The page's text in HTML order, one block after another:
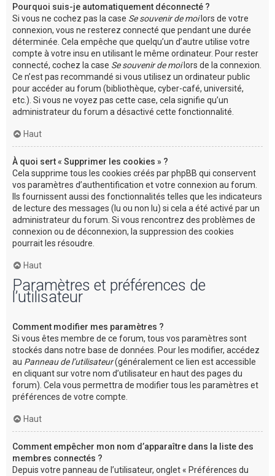
Pourquoi suis-je automatiquement déconnecté ?
Si vous ne cochez pas la case Se souvenir de moilors de votre
connexion, vous ne resterez connecté que pendant une durée
déterminée. Cela empêche que quelqu’un d’autre utilise votre
compte à votre insu en utilisant le même ordinateur. Pour rester
connecté, cochez la case Se souvenir de moilors de la connexion.
Ce n’est pas recommandé si vous utilisez un ordinateur public
pour accéder au forum (bibliothèque, cyber-café, université,
etc.). Si vous ne voyez pas cette case, cela signifie qu’un
administrateur du forum a désactivé cette fonctionnalité.
Haut
À quoi sert « Supprimer les cookies » ?
Cela supprime tous les cookies créés par phpBB qui conservent
vos paramètres d’authentification et votre connexion au forum.
Ils fournissent aussi des fonctionnalités telles que les indicateurs
de lecture des messages (lu ou non lu) si cela a été activé par un
administrateur du forum. Si vous rencontrez des problèmes de
connexion ou de déconnexion, la suppression des cookies
pourrait les résoudre.
Haut
Paramètres et préférences de
l’utilisateur
Comment modifier mes paramètres ?
Si vous êtes membre de ce forum, tous vos paramètres sont
stockés dans notre base de données. Pour les modifier, accédez
au Panneau de l’utilisateur(généralement ce lien est accessible
en cliquant sur votre nom d’utilisateur en haut des pages du
forum). Cela vous permettra de modifier tous les paramètres et
préférences de votre compte.
Haut
Comment empêcher mon nom d’apparaître dans la liste des
membres connectés ?
Depuis votre panneau de l’utilisateur, onglet « Préférences du